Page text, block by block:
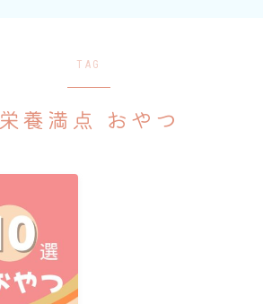
知育おもちゃ
TAG
栄養満点 おやつ